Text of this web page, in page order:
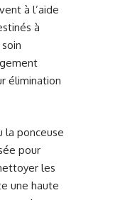
à l’aide
à
élimination
la ponceuse
pour
les
une haute